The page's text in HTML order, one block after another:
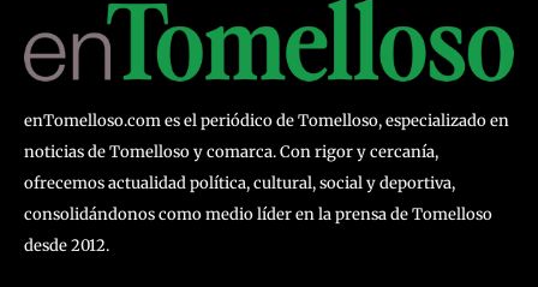
enTomelloso.com es el periódico de Tomelloso, especializado en
noticias de Tomelloso y comarca. Con rigor y cercanía,
ofrecemos actualidad política, cultural, social y deportiva,
consolidándonos como medio líder en la prensa de Tomelloso
desde 2012.